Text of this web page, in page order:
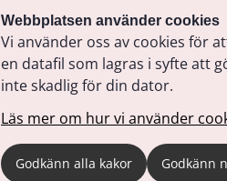
Webbplatsen använder cookies
Vi använder oss av cookies för
en datafil som lagras i syfte att
inte skadlig för din dator.
Läs mer om hur vi använder
Godkänn alla kakor Godkänn